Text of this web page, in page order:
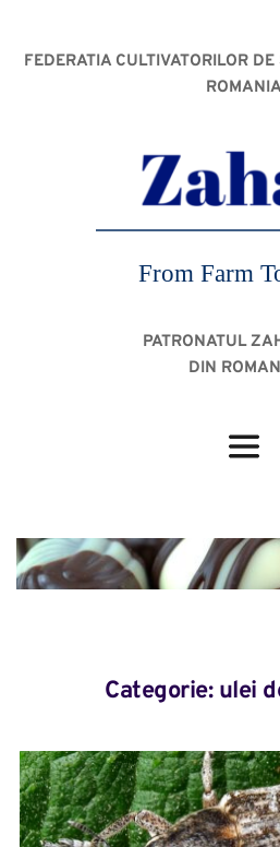
FEDERATIA CULTIVATORILOR
ROMANIA
From Farm
PATRONATUL
DIN
Categorie: ulei